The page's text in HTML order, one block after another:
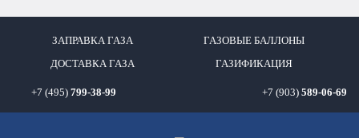
ЗАПРАВКА ГАЗА ГАЗОВЫЕ БАЛЛОНЫ
ДОСТАВКА ГАЗА ГАЗИФИКАЦИЯ
+7 (495) 799-38-99 +7 (903) 589-06-69